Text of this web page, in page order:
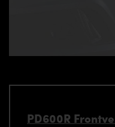
PD600R